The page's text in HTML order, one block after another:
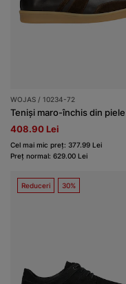
WOJAS / 10234-72
408.90 Lei
Cel mai mic preț: 377.99 Lei
Preț normal: 629.00 Lei
Reduceri 30%